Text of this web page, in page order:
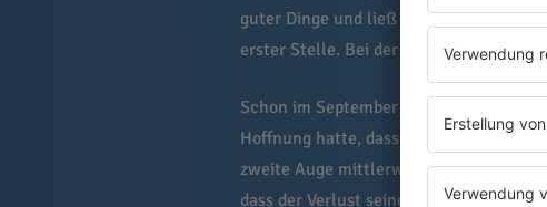
guter Dinge und ließ sich nicht davon
erster Stelle. Bei der Veranstaltung
Schon im September hatte Elton John
Hoffnung hatte, dass sich der Zustand
zweite Auge mittlerweile betroffen ist. „
dass der Verlust seiner Sehkraft durch